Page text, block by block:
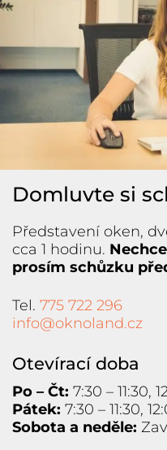
Domluvte si
Představení oken,
cca 1 hodinu.
prosím schůzku
Tel. 775 722 296
info@oknoland.cz
Otevírací doba
Po – Čt: 7:30 – 11:30,
Pátek: 7:30 – 11:30,
Sobota a neděle: